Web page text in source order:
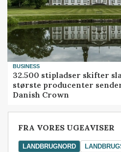
BUSINESS
32.500 stipladser skifter
største producenter
Danish Crown
FRA VORES UGEAVISER
LANDBRUGNORD